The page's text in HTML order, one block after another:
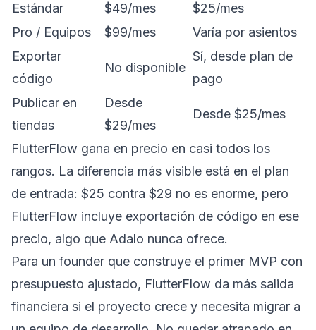
Estándar
$49/mes
$25/mes
Pro / Equipos
$99/mes
Varía por asientos
Exportar
código
No disponible
Sí, desde plan de
pago
Publicar en
tiendas
Desde
$29/mes
Desde $25/mes
FlutterFlow gana en precio en casi todos los
rangos. La diferencia más visible está en el plan
de entrada: $25 contra $29 no es enorme, pero
FlutterFlow incluye exportación de código en ese
precio, algo que Adalo nunca ofrece.
Para un founder que construye el primer MVP con
presupuesto ajustado, FlutterFlow da más salida
financiera si el proyecto crece y necesita migrar a